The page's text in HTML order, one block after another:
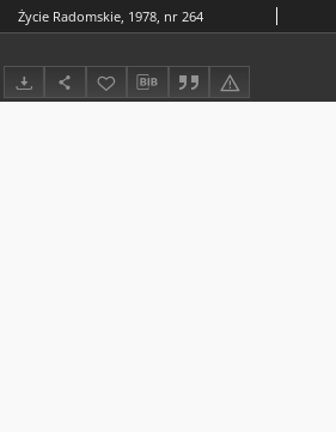
Życie Radomskie, 1978, nr 264